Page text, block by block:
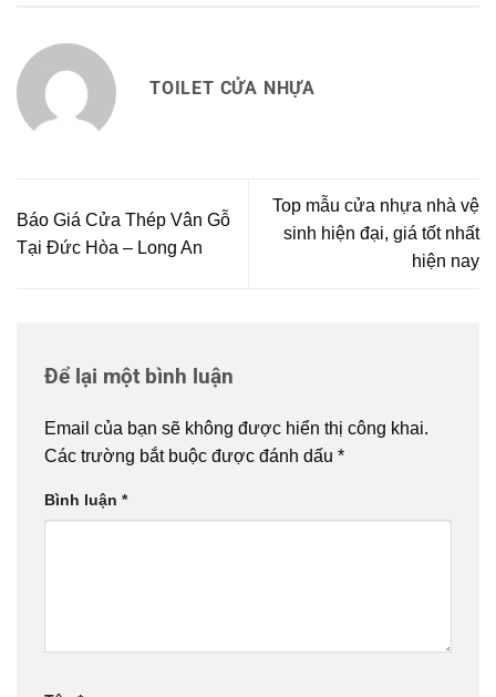
TOILET CỬA NHỰA
Báo Giá Cửa Thép Vân Gỗ
Tại Đức Hòa – Long An
Top mẫu cửa nhựa nhà vệ
sinh hiện đại, giá tốt nhất
hiện nay
Để lại một bình luận
Email của bạn sẽ không được hiển thị công khai.
Các trường bắt buộc được đánh dấu *
Bình luận *